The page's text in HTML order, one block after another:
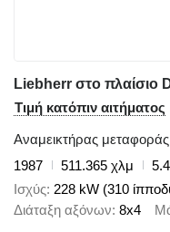
Liebherr στο πλαίσιο
Τιμή κατόπιν αιτήματος
Αναμεικτήρας
1987
511.365 χλμ
Ισχύς 228 kW (310
Διάταξη αξόνων 8x4